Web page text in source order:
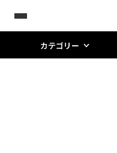
カテゴリー